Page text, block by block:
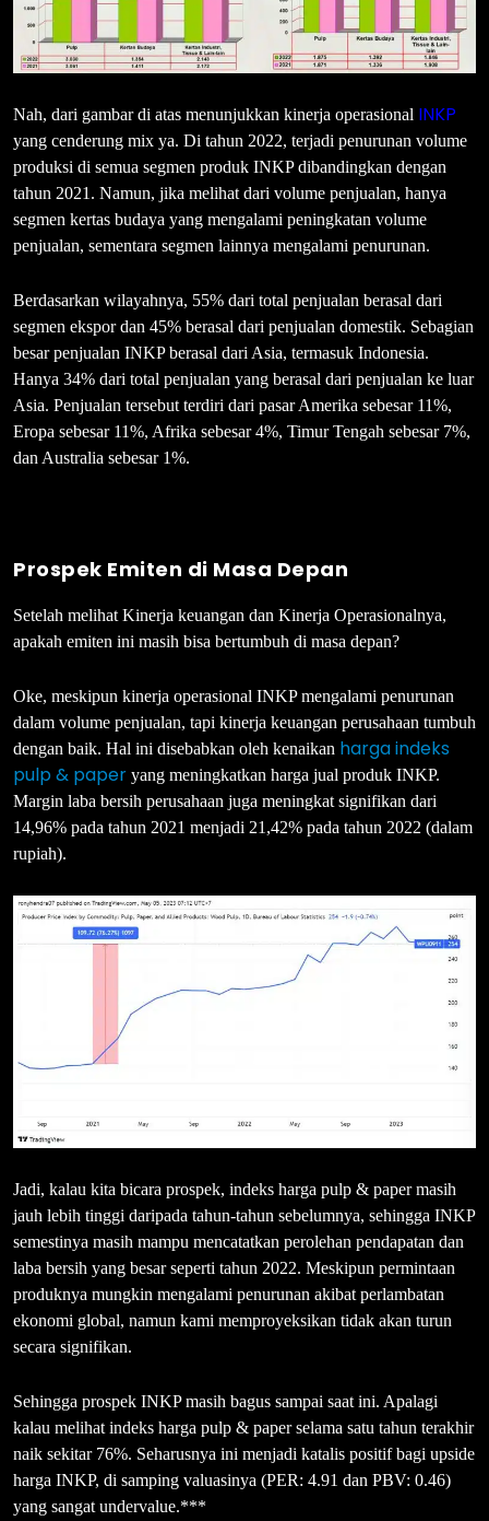
Nah, dari gambar di atas menunjukkan kinerja operasional INKP
yang cenderung mix ya. Di tahun 2022, terjadi penurunan volume
produksi di semua segmen produk INKP dibandingkan dengan
tahun 2021. Namun, jika melihat dari volume penjualan, hanya
segmen kertas budaya yang mengalami peningkatan volume
penjualan, sementara segmen lainnya mengalami penurunan.
Berdasarkan wilayahnya, 55% dari total penjualan berasal dari
segmen ekspor dan 45% berasal dari penjualan domestik. Sebagian
besar penjualan INKP berasal dari Asia, termasuk Indonesia.
Hanya 34% dari total penjualan yang berasal dari penjualan ke luar
Asia. Penjualan tersebut terdiri dari pasar Amerika sebesar 11%,
Eropa sebesar 11%, Afrika sebesar 4%, Timur Tengah sebesar 7%,
dan Australia sebesar 1%.
Prospek Emiten di Masa Depan
Setelah melihat Kinerja keuangan dan Kinerja Operasionalnya,
apakah emiten ini masih bisa bertumbuh di masa depan?
Oke, meskipun kinerja operasional INKP mengalami penurunan
dalam volume penjualan, tapi kinerja keuangan perusahaan tumbuh
dengan baik. Hal ini disebabkan oleh kenaikan harga indeks
pulp & paper yang meningkatkan harga jual produk INKP.
Margin laba bersih perusahaan juga meningkat signifikan dari
14,96% pada tahun 2021 menjadi 21,42% pada tahun 2022 (dalam
rupiah).
Jadi, kalau kita bicara prospek, indeks harga pulp & paper masih
jauh lebih tinggi daripada tahun-tahun sebelumnya, sehingga INKP
semestinya masih mampu mencatatkan perolehan pendapatan dan
laba bersih yang besar seperti tahun 2022. Meskipun permintaan
produknya mungkin mengalami penurunan akibat perlambatan
ekonomi global, namun kami memproyeksikan tidak akan turun
secara signifikan.
Sehingga prospek INKP masih bagus sampai saat ini. Apalagi
kalau melihat indeks harga pulp & paper selama satu tahun terakhir
naik sekitar 76%. Seharusnya ini menjadi katalis positif bagi upside
harga INKP, di samping valuasinya (PER: 4.91 dan PBV: 0.46)
yang sangat undervalue.***